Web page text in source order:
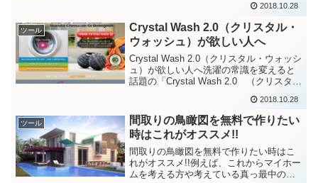
を贈るわけにいかないしとはいえ贈らな
いわけにはいかない。こんな慣習を誰が
作ったんだ！！と言いたくな...
2018.10.28
ツール
Crystal Wash 2.0（クリスタル・
ウォッシュ）が欲しい人へ
Crystal Wash 2.0（クリスタル・ウォッシ
ュ）が欲しい人へ洗濯の常識を変えると
話題の「Crystal Wash 2.0 （クリスタ
要なくとても経済的でエコロジーな商品
ということで海外ではとても...
2018.10.28
ツール
間取りの鳥瞰図を無料で作りたい
時はこれがオススメ!!
間取りの鳥瞰図を無料で作りたい時はこ
れがオススメ!!例えば、これからマイホー
ムを考える方や考えている真っ最中の